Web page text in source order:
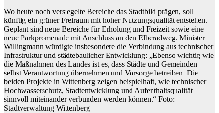
Wo heute noch versiegelte Bereiche das Stadtbild prägen, soll
künftig ein grüner Freiraum mit hoher Nutzungsqualität entstehen.
Geplant sind neue Bereiche für Erholung und Freizeit sowie eine
neue Parkpromenade mit Anschluss an den Elberadweg. Minister
Willingmann würdigte insbesondere die Verbindung aus technischer
Infrastruktur und städtebaulicher Entwicklung: „Ebenso wichtig wie
die Maßnahmen des Landes ist es, dass Städte und Gemeinden
selbst Verantwortung übernehmen und Vorsorge betreiben. Die
beiden Projekte in Wittenberg zeigen beispielhaft, wie technischer
Hochwasserschutz, Stadtentwicklung und Aufenthaltsqualität
sinnvoll miteinander verbunden werden können.“ Foto:
Stadtverwaltung Wittenberg